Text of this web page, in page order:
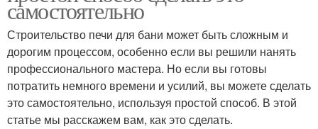
самостоятельно
Строительство печи для бани может быть сложным и
дорогим процессом, особенно если вы решили нанять
профессионального мастера. Но если вы готовы
потратить немного времени и усилий, вы можете сделать
это самостоятельно, используя простой способ. В этой
статье мы расскажем вам, как это сделать.